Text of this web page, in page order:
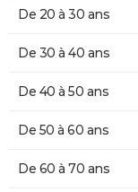
De 20 à 30 ans
De 30 à 40 ans
De 40 à 50 ans
De 50 à 60 ans
De 60 à 70 ans